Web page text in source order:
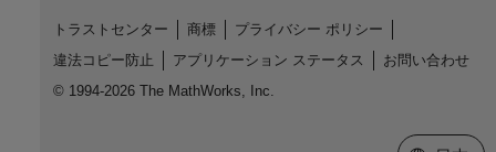
トラストセンター 商標
プライバシー ポリシー
違法コピー防止
アプリケーション ステータス
お問い合わせ
© 1994-2026 The MathWorks, Inc.